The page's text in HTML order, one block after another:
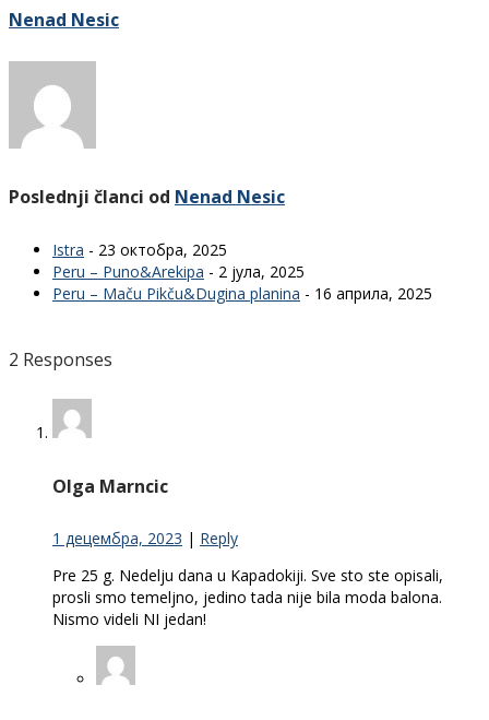
Nenad Nesic
Poslednji članci od Nenad Nesic
Istra - 23 октобра, 2025
Peru – Puno&Arekipa - 2 јула, 2025
Peru – Maču Pikču&Dugina planina - 16 априла, 2025
2 Responses
Olga Marncic
1 децембра, 2023 | Reply
Pre 25 g. Nedelju dana u Kapadokiji. Sve sto ste opisali,
prosli smo temeljno, jedino tada nije bila moda balona.
Nismo videli NI jedan!